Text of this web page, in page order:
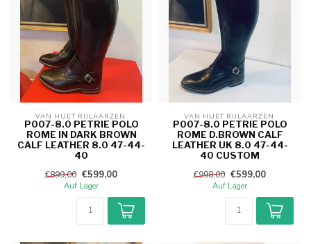
VAN HUET RIJLAARZEN
P007-8.0 PETRIE POLO
ROME IN DARK BROWN
CALF LEATHER 8.0 47-44-
40
€899,00 €599,00
Auf Lager
VAN HUET RIJLAARZEN
P007-8.0 PETRIE POLO
ROME D.BROWN CALF
LEATHER UK 8.0 47-44-
40 CUSTOM
€998,00 €599,00
Auf Lager